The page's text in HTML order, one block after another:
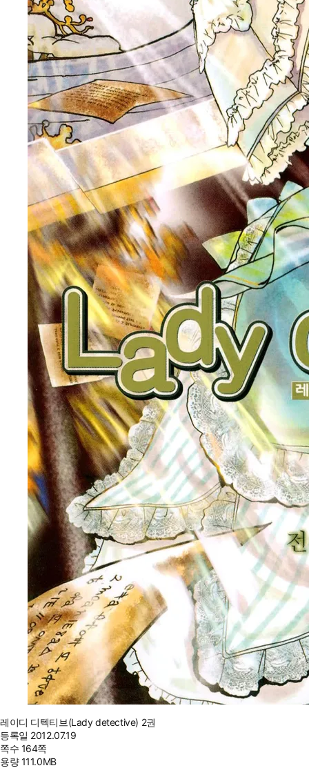
레이디 디텍티브(Lady detective) 2권
등록일 2012.07.19
쪽수 164쪽
용량111.0MB